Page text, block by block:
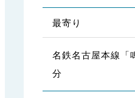
最寄り
名鉄名古屋本線「
分